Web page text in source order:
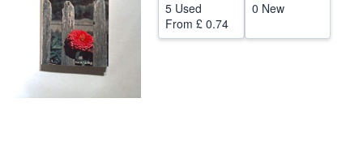
5 Used
From £ 0.74
0 New